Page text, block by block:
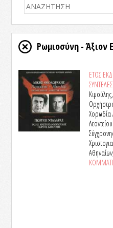
Ρωμιοσύνη - Άξιον
ΕΤΟΣ
Χορωδία